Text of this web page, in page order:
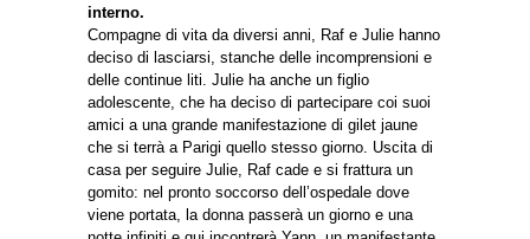
interno.
Compagne di vita da diversi anni, Raf e Julie hanno
deciso di lasciarsi, stanche delle incomprensioni e
delle continue liti. Julie ha anche un figlio
adolescente, che ha deciso di partecipare coi suoi
amici a una grande manifestazione di gilet jaune
che si terrà a Parigi quello stesso giorno. Uscita di
casa per seguire Julie, Raf cade e si frattura un
gomito: nel pronto soccorso dell’ospedale dove
viene portata, la donna passerà un giorno e una